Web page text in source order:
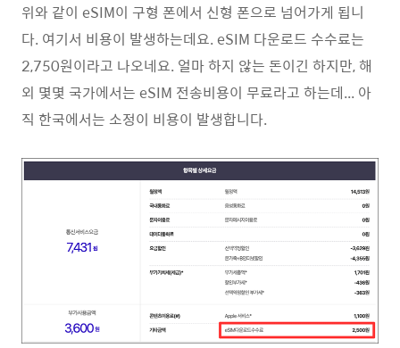
위와 같이 eSIM이 구형 폰에서 신형 폰으로 넘어가게 됩니
다. 여기서 비용이 발생하는데요. eSIM 다운로드 수수료는
2,750원이라고 나오네요. 얼마 하지 않는 돈이긴 하지만, 해
외 몇몇 국가에서는 eSIM 전송비용이 무료라고 하는데... 아
직 한국에서는 소정이 비용이 발생합니다.